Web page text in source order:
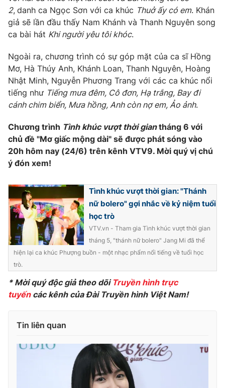
2, danh ca Ngọc Sơn với ca khúc Thuở ấy có em. Khán
giả sẽ lần đầu thấy Nam Khánh và Thanh Nguyên song
ca bài hát Khi người yêu tôi khóc.
Ngoài ra, chương trình có sự góp mặt của ca sĩ Hồng
Mơ, Hà Thúy Anh, Khánh Loan, Thanh Nguyên, Hoàng
Nhật Minh, Nguyễn Phương Trang với các ca khúc nổi
tiếng như Tiếng mưa đêm, Cô đơn, Hạ trắng, Bay đi
cánh chim biển, Mưa hồng, Anh còn nợ em, Ảo ảnh.
Chương trình Tình khúc vượt thời giantháng 6 với
chủ đề "Mơ giấc mộng dài" sẽ được phát sóng vào
20h hôm nay (24/6) trên kênh VTV9. Mời quý vị chú
ý đón xem!
Tình khúc vượt thời gian: "Thánh
nữ bolero" gợi nhắc về kỷ niệm tuổi
học trò
VTV.vn - Tham gia Tình khúc vượt thời gian
tháng 5, "thánh nữ bolero" Jang Mi đã thể
hiện lại ca khúc Phượng buồn - một nhạc phẩm nổi tiếng về tuổi học
trò.
* Mời quý độc giả theo dõi Truyền hình trực
tuyến các kênh của Đài Truyền hình Việt Nam!
Tin liên quan